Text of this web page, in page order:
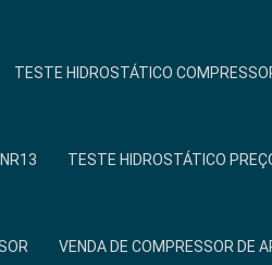
TESTE HIDROSTÁTICO
TESTE HIDROSTÁTICO
VENDA DE COMPRESSOR DE